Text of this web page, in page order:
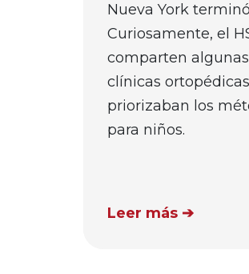
Nueva York
Curiosamente, el
comparten
clínicas
priorizaban los
para niños.
Leer más ➔